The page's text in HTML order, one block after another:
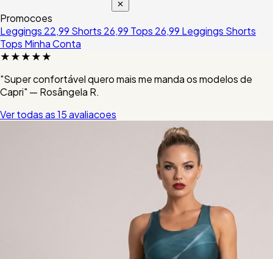
Promocoes
Leggings 22,99 Shorts 26,99 Tops 26,99 Leggings Shorts
Tops Minha Conta
★★★★★
"Super confortável quero mais me manda os modelos de
Capri" — Rosângela R.
Ver todas as 15 avaliacoes